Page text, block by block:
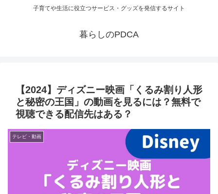
子育てや生活に役立つサービス・グッズを発信するサイト
暮らしのPDCA
【2024】ディズニー映画「くるみ割り人形
と秘密の王国」の動画を見るには？無料で
視聴できる配信先はある？
テレビ・動画